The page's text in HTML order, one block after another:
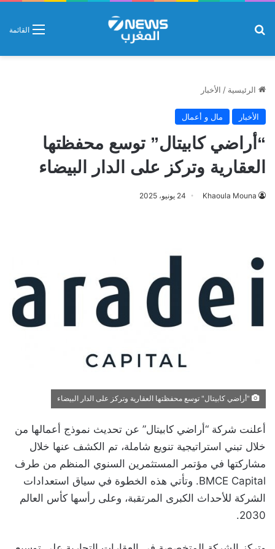
القائمة
الرئيسية / الأخبار
الأخبار مال و أعمال
“أراضي كابيتال” توسع محفظتها
العقارية وتركز على الدار البيضاء
Khaoula Mouna 24 يونيو، 2025
"أراضي كابيتال" توسع محفظتها العقارية وتركز على الدار البيضاء
أعلنت شركة “أراضي كابيتال” عن تحديث نموذج أعمالها من
خلال تبني استراتيجية تنويع شاملة، تم الكشف عنها خلال
مشاركتها في مؤتمر المستثمرين السنوي المنظم من طرف
BMCE Capital. وتأتي هذه الخطوة في سياق استعدادات
الشركة للأحداث الكبرى المرتقبة، وعلى رأسها كأس العالم
2030.